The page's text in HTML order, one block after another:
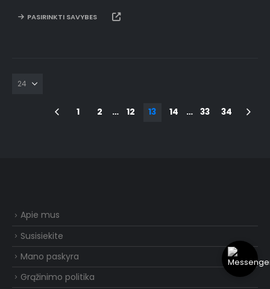
PASIRINKTI SAVYBES
1 2 … 12 13 14 … 33 34
Apie mus
Susisiekite
Mano paskyra
Grąžinimo politika